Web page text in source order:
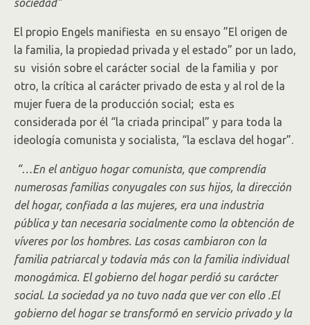
sociedad”
El propio Engels manifiesta en su ensayo ”El origen de
la familia, la propiedad privada y el estado” por un lado,
su visión sobre el carácter social de la familia y por
otro, la crítica al carácter privado de esta y al rol de la
mujer fuera de la producción social; esta es
considerada por él “la criada principal” y para toda la
ideología comunista y socialista, “la esclava del hogar”.
“…En el antiguo hogar comunista, que comprendía
numerosas familias conyugales con sus hijos, la dirección
del hogar, confiada a las mujeres, era una industria
pública y tan necesaria socialmente como la obtención de
víveres por los hombres. Las cosas cambiaron con la
familia patriarcal y todavía más con la familia individual
monogámica. El gobierno del hogar perdió su carácter
social. La sociedad ya no tuvo nada que ver con ello .El
gobierno del hogar se transformó en servicio privado y la